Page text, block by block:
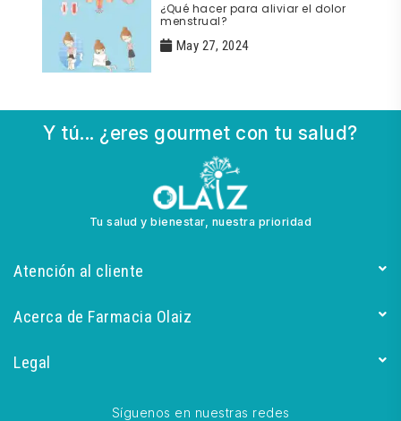
¿Qué hacer para aliviar el dolor
menstrual?
May 27, 2024
Y tú... ¿eres gourmet con tu salud?
Tu salud y bienestar, nuestra prioridad
Atención al cliente
Acerca de Farmacia Olaiz
Legal
Síguenos en nuestras redes